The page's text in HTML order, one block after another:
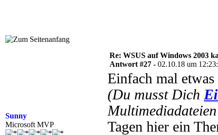
Sunny
Microsoft MVP
Re: WSUS auf Windows 2003
Antwort #27 - 02.10.18 um
Einfach mal
(Du musst Dich
Tagen hier ein